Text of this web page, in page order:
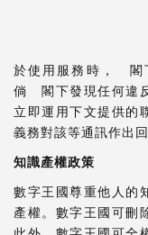
於使用服務時， 閣
倘 閣下發現任何違
立即運用下文提供的
義務對該等通訊作出回
知識產權政策
數字王國尊重他人的
產權。數字王國可刪